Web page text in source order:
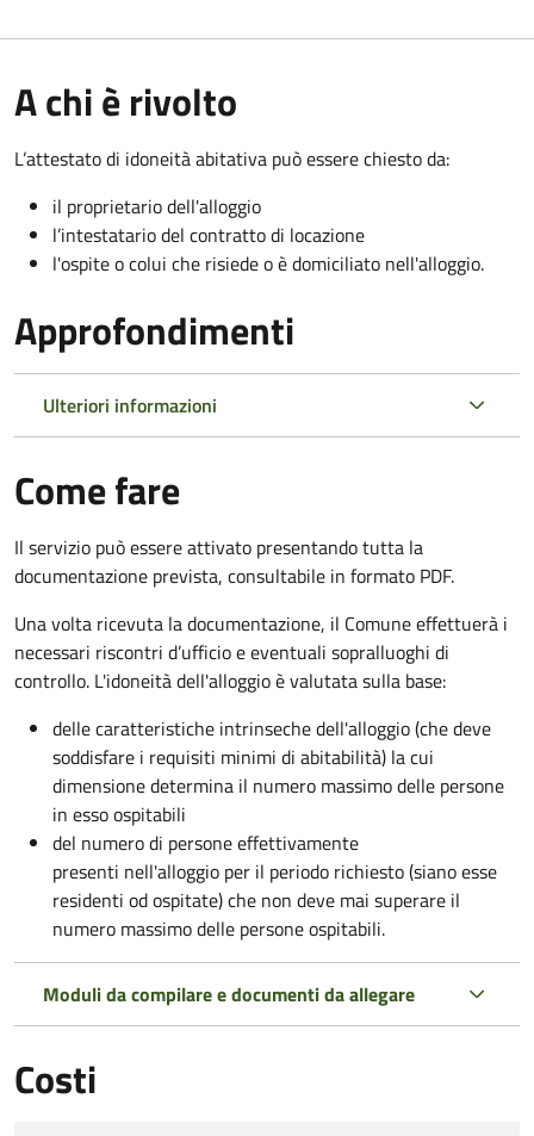
A chi è rivolto
L’attestato di idoneità abitativa può essere chiesto da:
il proprietario dell'alloggio
l’intestatario del contratto di locazione
l'ospite o colui che risiede o è domiciliato nell'alloggio.
Approfondimenti
Ulteriori informazioni
Come fare
Il servizio può essere attivato presentando tutta la
documentazione prevista, consultabile in formato PDF.
Una volta ricevuta la documentazione, il Comune effettuerà i
necessari riscontri d’ufficio e eventuali sopralluoghi di
controllo. L'idoneità dell'alloggio è valutata sulla base:
delle caratteristiche intrinseche dell'alloggio (che deve
soddisfare i requisiti minimi di abitabilità) la cui
dimensione determina il numero massimo delle persone
in esso ospitabili
del numero di persone effettivamente
presenti nell'alloggio per il periodo richiesto (siano esse
residenti od ospitate) che non deve mai superare il
numero massimo delle persone ospitabili.
Moduli da compilare e documenti da allegare
Costi